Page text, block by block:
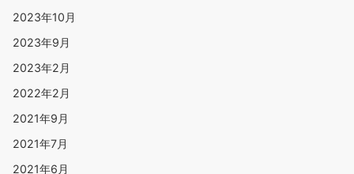
2023年10月
2023年9月
2023年2月
2022年2月
2021年9月
2021年7月
2021年6月